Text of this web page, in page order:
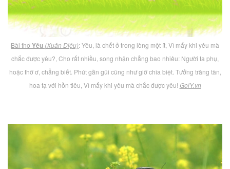
Bài thơYêu (Xuân Diệu): Yêu, là chết ở trong lòng một ít, Vì mấy khi yêu mà
chắc được yêu?, Cho rất nhiều, song nhận chẳng bao nhiêu: Người ta phụ,
hoặc thờ ơ, chẳng biết. Phút gần gũi cũng như giờ chia biệt. Tưởng trăng tàn,
hoa tạ với hồn tiêu, Vì mấy khi yêu mà chắc được yêu! GoiY.vn